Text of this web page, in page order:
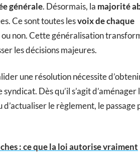
générale. Désormais, la majorité
Ce sont toutes lesvoix de chaque
non. Cette généralisation
les décisions majeures.
une résolution nécessite
Dès qu’il s’agit d’aménager
le règlement, le passage
: ce que la loi autorise vraiment